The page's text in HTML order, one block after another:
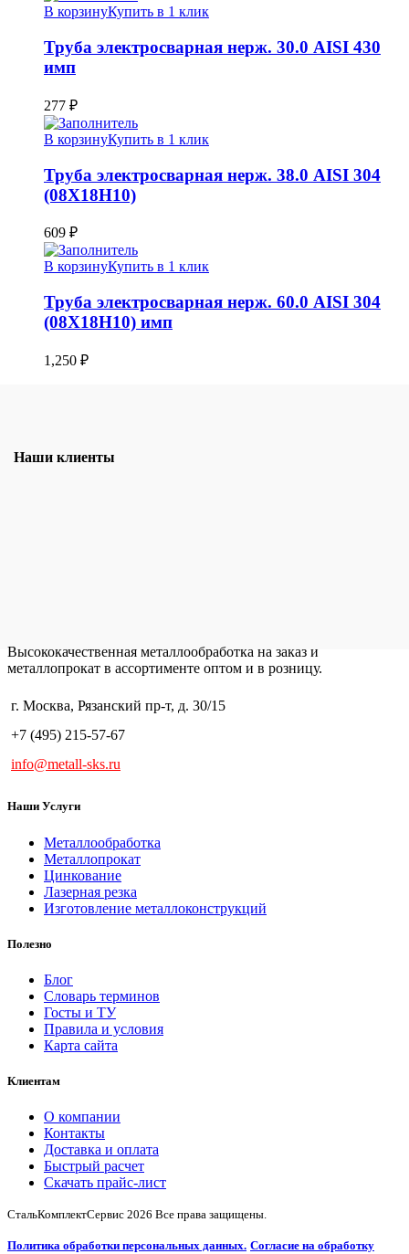
В корзинуКупить в 1 клик
Труба электросварная нерж. 30.0 AISI 430
имп
277 ₽
В корзинуКупить в 1 клик
Труба электросварная нерж. 38.0 AISI 304
(08Х18Н10)
609 ₽
В корзинуКупить в 1 клик
Труба электросварная нерж. 60.0 AISI 304
(08Х18Н10) имп
1,250 ₽
Наши клиенты
Высококачественная металлообработка на заказ и
металлопрокат в ассортименте оптом и в розницу.
г. Москва, Рязанский пр-т, д. 30/15
+7 (495) 215-57-67
info@metall-sks.ru
Наши Услуги
Металлообработка
Металлопрокат
Цинкование
Лазерная резка
Изготовление металлоконструкций
Полезно
Блог
Словарь терминов
Госты и ТУ
Правила и условия
Карта сайта
Клиентам
О компании
Контакты
Доставка и оплата
Быстрый расчет
Скачать прайс-лист
СтальКомплектСервис 2026 Все права защищены.
Политика обработки персональных данных. Согласие на обработку